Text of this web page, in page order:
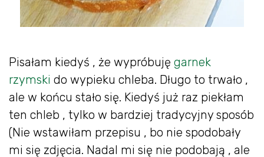
Pisałam kiedyś , że wypróbuję garnek
rzymski do wypieku chleba. Długo to trwało ,
ale w końcu stało się. Kiedyś już raz piekłam
ten chleb , tylko w bardziej tradycyjny sposób
(Nie wstawiłam przepisu , bo nie spodobały
mi się zdjęcia. Nadal mi się nie podobają , ale